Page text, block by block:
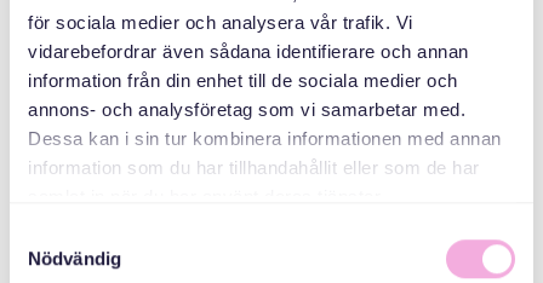
för sociala medier och analysera vår trafik. Vi
vidarebefordrar även sådana identifierare och annan
information från din enhet till de sociala medier och
annons- och analysföretag som vi samarbetar med.
Dessa kan i sin tur kombinera informationen med annan
information som du har tillhandahållit eller som de har
Nödvändig
Folkhälsomyndigheterna
Kronprinsessan
Minnesfond